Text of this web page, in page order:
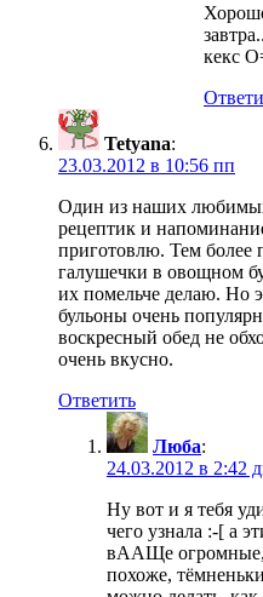
кекс
Tetyana:
23.03.2012 в 10:56 пп
Один из наших
рецептик и
приготовлю. Тем
галушечки в овощном
их помельче делаю. Но
бульоны очень
воскресный обед не
очень вкусно.
Ответить
Люба:
24.03.2012 в 2:42
Ну вот и я тебя
чего узнала :-[ а
вААЩе огромные,
похоже,